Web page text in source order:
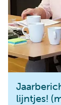
lijntjes!